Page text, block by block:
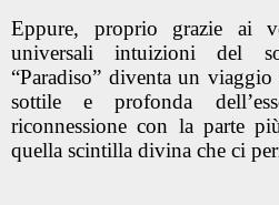
Eppure, proprio grazie ai
universali intuizioni del
“Paradiso” diventa un
sottile e profonda
riconnessione con la parte
quella scintilla divina che ci